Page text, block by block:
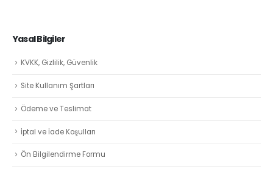
Yasal Bilgiler
KVKK, Gizlilik, Güvenlik
Site Kullanım Şartları
Ödeme ve Teslimat
İptal ve İade Koşulları
Ön Bilgilendirme Formu